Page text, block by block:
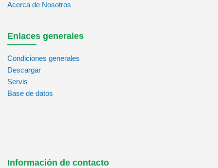
Acerca de Nosotros
Enlaces generales
Condiciones generales
Descargar
Servis
Base de datos
Información de contacto